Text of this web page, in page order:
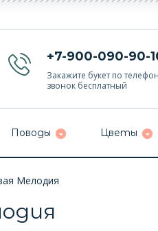
+7-900-090-90-
Закажите букет по
звонок бесплатный
Поводы Цветы
Мелодия